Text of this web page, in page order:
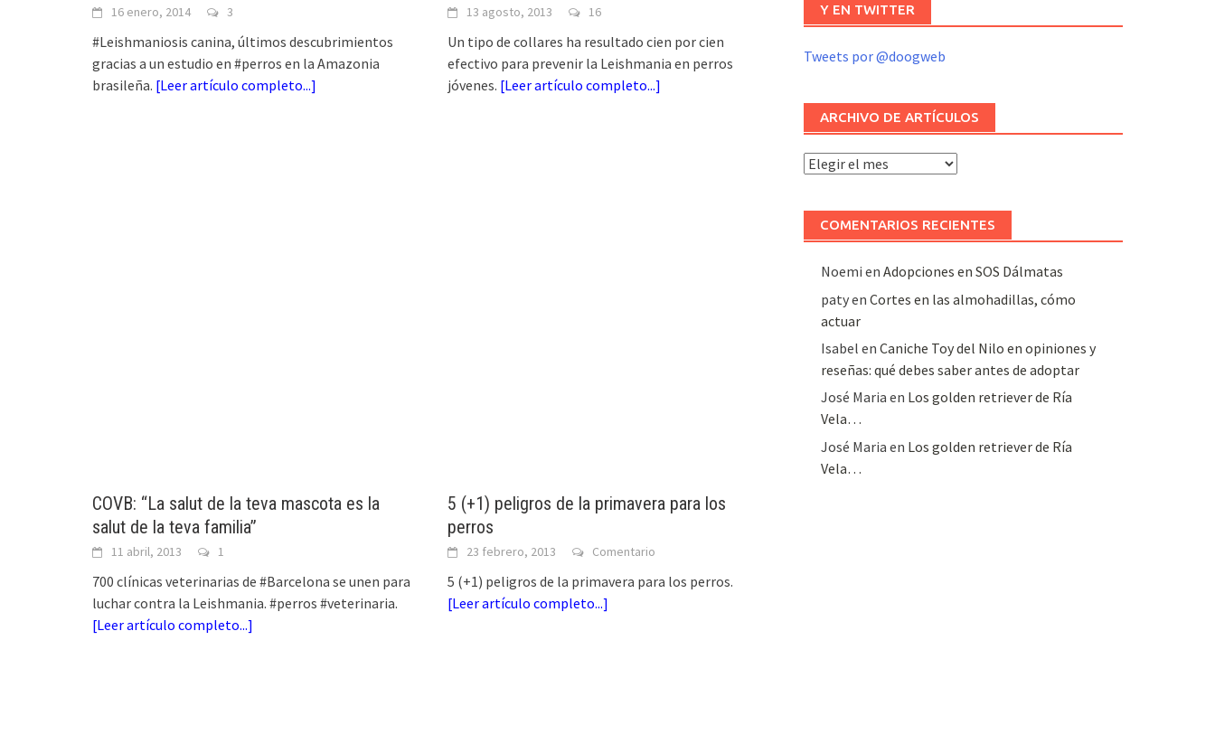
16 enero, 2014 3
#Leishmaniosis canina, últimos descubrimientos
gracias a un estudio en #perros en la Amazonia
brasileña. [Leer artículo completo...]
13 agosto, 2013 16
Un tipo de collares ha resultado cien por cien
efectivo para prevenir la Leishmania en perros
jóvenes. [Leer artículo completo...]
COVB: “La salut de la teva mascota es la
salut de la teva familia”
11 abril, 2013 1
700 clínicas veterinarias de #Barcelona se unen para
luchar contra la Leishmania. #perros #veterinaria.
[Leer artículo completo...]
5 (+1) peligros de la primavera para los
perros
23 febrero, 2013 Comentario
5 (+1) peligros de la primavera para los perros.
[Leer artículo completo...]
Y EN TWITTER
Tweets por @doogweb
ARCHIVO DE ARTÍCULOS
Archivo
artículos
COMENTARIOS RECIENTES
Noemi en Adopciones en SOS Dálmatas
patyen Cortes en las almohadillas, cómo
actuar
Isabel en Caniche Toy del Nilo en opiniones y
reseñas: qué debes saber antes de adoptar
José Maria en Los golden retriever de Ría
Vela…
José Maria en Los golden retriever de Ría
Vela…